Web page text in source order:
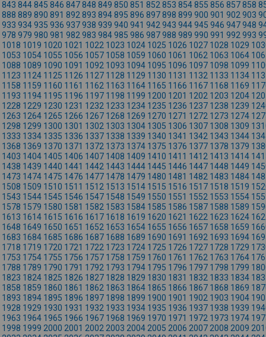
843 844845 846 847848 849 850 851 852 853 854855 856 857858
888 889 890 891 892 893 894895 896 897898 899 900 901 902 903
933 934935 936 937938 939 940 941 942 943 944945 946 947948
978 979 980 981 982 983 984985 986 987988 989 990 991 992 993
1018 1019 1020 1021 1022 1023 1024 1025 1026 1027 1028 1029
1053 1054 1055 1056 1057 1058 1059 1060 1061 1062 1063 1064
1088 1089 1090 1091 1092 1093 1094 1095 1096 1097 1098 1099
1123 1124 1125 1126 1127 1128 1129 1130 1131 1132 1133 1134
1158 1159 1160 1161 1162 1163 1164 1165 1166 1167 1168 1169
1193 1194 1195 1196 1197 1198 1199 1200 1201 1202 1203 1204
1228 1229 1230 1231 1232 1233 1234 1235 1236 1237 1238 1239
1263 1264 1265 1266 1267 1268 1269 1270 1271 1272 1273 1274
1298 1299 1300 1301 1302 1303 1304 1305 1306 1307 1308 1309
1333 1334 1335 1336 1337 1338 1339 1340 1341 1342 1343 1344
1368 1369 1370 1371 1372 1373 1374 1375 1376 1377 1378 1379
1403 1404 1405 1406 1407 1408 1409 1410 1411 1412 1413 1414
1438 1439 1440 1441 1442 1443 1444 1445 1446 1447 1448 1449
1473 1474 1475 1476 1477 1478 1479 1480 1481 1482 1483 1484
1508 1509 1510 1511 1512 1513 1514 1515 1516 1517 1518 1519
1543 1544 1545 1546 1547 1548 1549 1550 1551 1552 1553 1554
1578 1579 1580 1581 1582 1583 1584 1585 1586 1587 1588 1589
1613 1614 1615 1616 1617 1618 1619 1620 1621 1622 1623 1624
1648 1649 1650 1651 1652 1653 1654 1655 1656 1657 1658 1659
1683 1684 1685 1686 1687 1688 1689 1690 1691 1692 1693 1694
1718 1719 1720 1721 1722 1723 1724 1725 1726 1727 1728 1729
1753 1754 1755 1756 1757 1758 1759 1760 1761 1762 1763 1764
1788 1789 1790 1791 1792 1793 1794 1795 1796 1797 1798 1799
1823 1824 1825 1826 1827 1828 1829 1830 1831 1832 1833 1834
1858 1859 1860 1861 1862 1863 1864 1865 1866 1867 1868 1869
1893 1894 1895 1896 1897 1898 1899 1900 1901 1902 1903 1904
1928 1929 1930 1931 1932 1933 1934 1935 1936 1937 1938 1939
1963 1964 1965 1966 1967 1968 1969 1970 1971 1972 1973 1974
1998 1999 2000 2001 2002 2003 2004 2005 2006 2007 2008 2009